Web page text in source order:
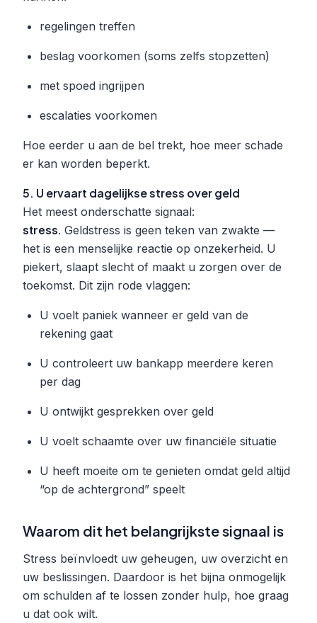
regelingen treffen
beslag voorkomen (soms zelfs stopzetten)
met spoed ingrijpen
escalaties voorkomen
Hoe eerder u aan de bel trekt, hoe meer schade
er kan worden beperkt.
5. U ervaart dagelijkse stress over geld
Het meest onderschatte signaal:
stress. Geldstress is geen teken van zwakte —
het is een menselijke reactie op onzekerheid. U
piekert, slaapt slecht of maakt u zorgen over de
toekomst. Dit zijn rode vlaggen:
U voelt paniek wanneer er geld van de
rekening gaat
U controleert uw bankapp meerdere keren
per dag
U ontwijkt gesprekken over geld
U voelt schaamte over uw financiële situatie
U heeft moeite om te genieten omdat geld altijd
“op de achtergrond” speelt
Waarom dit het belangrijkste signaal is
Stress beïnvloedt uw geheugen, uw overzicht en
uw beslissingen. Daardoor is het bijna onmogelijk
om schulden af te lossen zonder hulp, hoe graag
u dat ook wilt.